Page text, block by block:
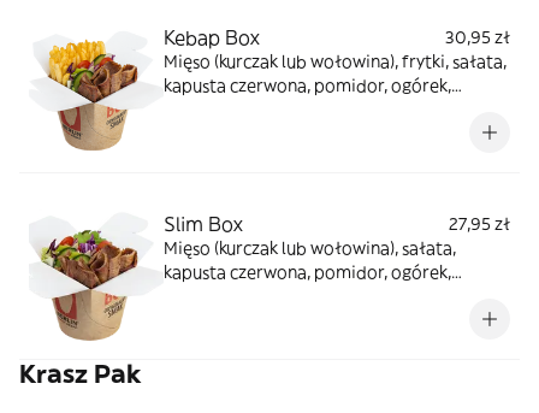
Kebap Box
30,95 zł
Mięso (kurczak lub wołowina), frytki, sałata,
kapusta czerwona, pomidor, ogórek,
Slim Box
27,95 zł
Mięso (kurczak lub wołowina), sałata,
kapusta czerwona, pomidor, ogórek,
Krasz Pak